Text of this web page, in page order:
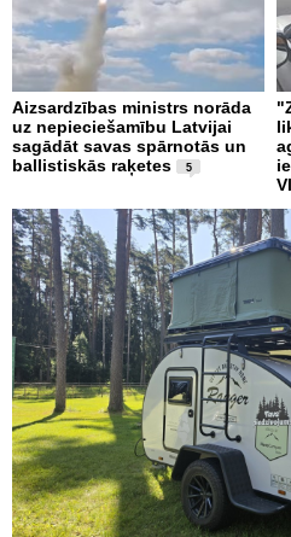
Aizsardzības ministrs norāda
uz nepieciešamību Latvijai
sagādāt savas spārnotās un
ballistiskās raķetes
5